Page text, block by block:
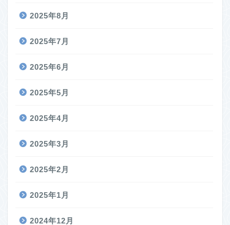
2025年8月
2025年7月
2025年6月
2025年5月
2025年4月
2025年3月
2025年2月
2025年1月
2024年12月